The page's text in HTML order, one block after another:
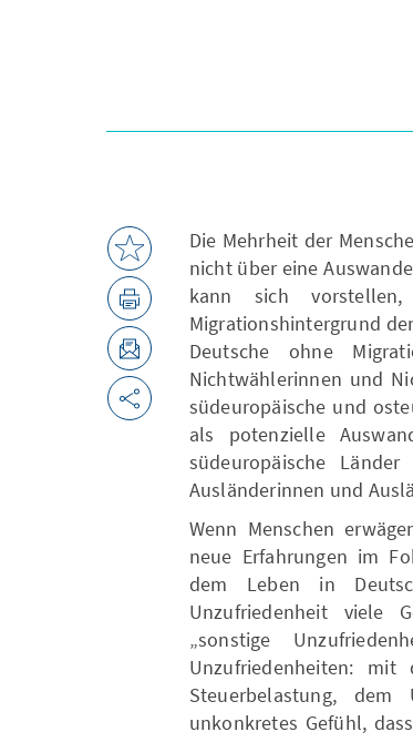
Die Mehrheit der
nicht über eine
kann sich
Migrationshintergrund
Deutsche ohne
Nichtwählerinnen und
südeuropäische und
als potenzielle
südeuropäische
Ausländerinnen und
Wenn Menschen
neue Erfahrungen im
dem Leben in
Unzufriedenheit viele
„sonstige
Unzufriedenheiten: mit
Steuerbelastung,
unkonkretes Gefühl,